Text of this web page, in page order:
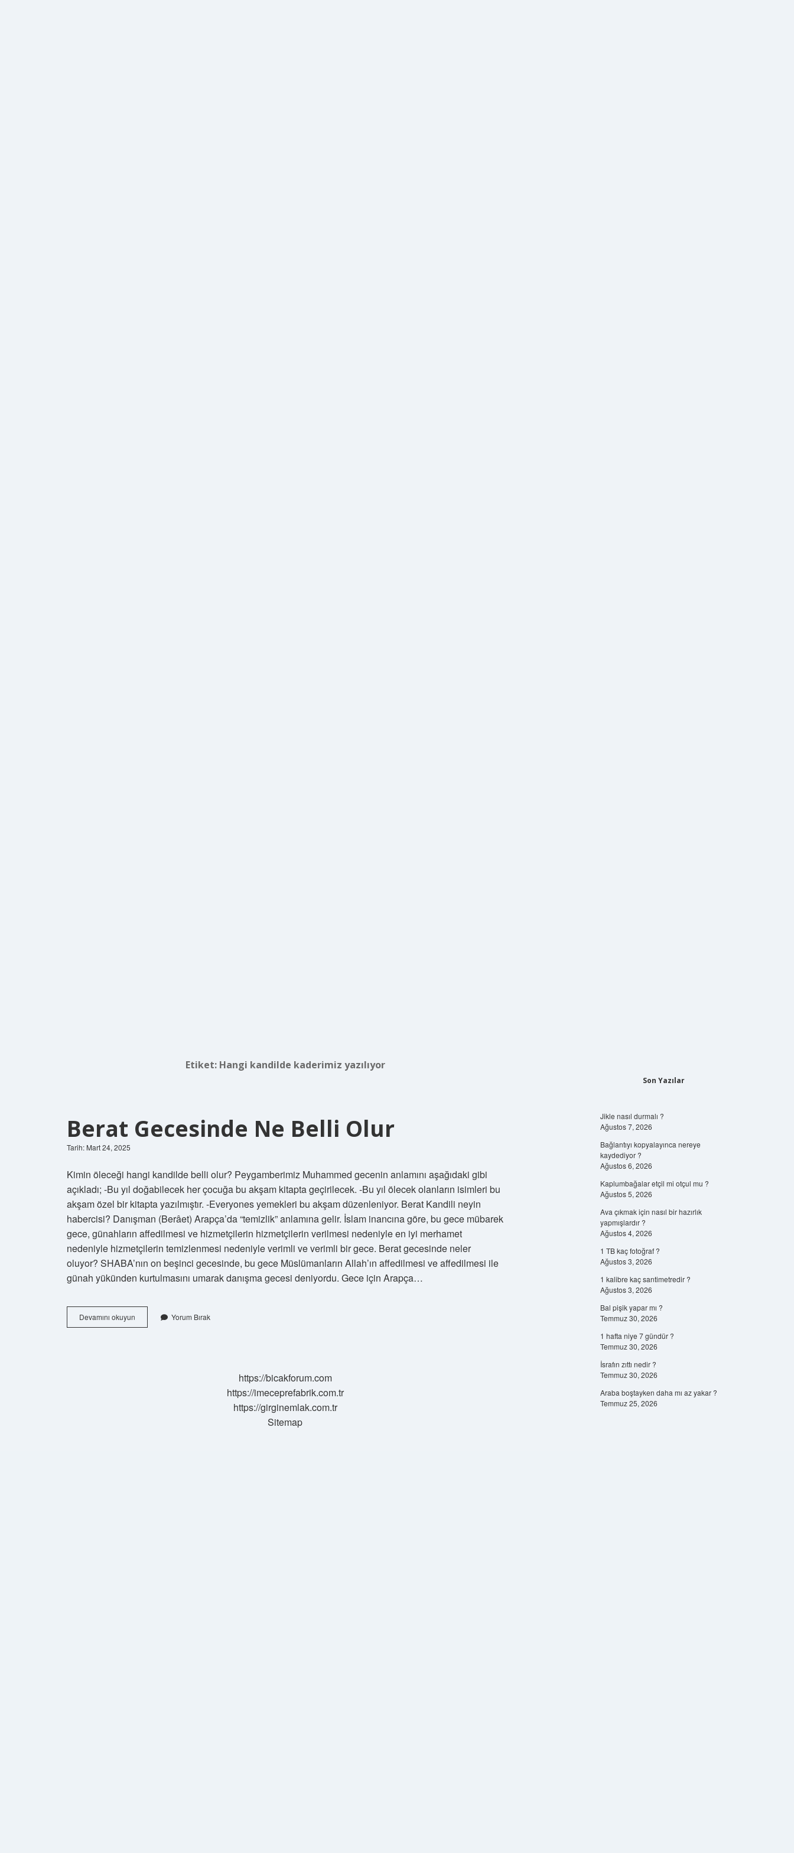
Etiket: Hangi kandilde kaderimiz yazılıyor
Berat Gecesinde Ne Belli Olur
Tarih: Mart 24, 2025
Kimin öleceği hangi kandilde belli olur? Peygamberimiz Muhammed gecenin anlamını aşağıdaki gibi
açıkladı; -Bu yıl doğabilecek her çocuğa bu akşam kitapta geçirilecek. -Bu yıl ölecek olanların isimleri bu
akşam özel bir kitapta yazılmıştır. -Everyones yemekleri bu akşam düzenleniyor. Berat Kandili neyin
habercisi? Danışman (Berâet) Arapça’da “temizlik” anlamına gelir. İslam inancına göre, bu gece mübarek
gece, günahların affedilmesi ve hizmetçilerin hizmetçilerin verilmesi nedeniyle en iyi merhamet
nedeniyle hizmetçilerin temizlenmesi nedeniyle verimli ve verimli bir gece. Berat gecesinde neler
oluyor? SHABA’nın on beşinci gecesinde, bu gece Müslümanların Allah’ın affedilmesi ve affedilmesi ile
günah yükünden kurtulmasını umarak danışma gecesi deniyordu. Gece için Arapça…
Devamını okuyun
Gecesinde
Yorum Bırak
https://bicakforum.com
https://imeceprefabrik.com.tr
https://girginemlak.com.tr
Sitemap
Son Yazılar
Jikle nasıl durmalı ?
Ağustos 7, 2026
Bağlantıyı kopyalayınca nereye
kaydediyor ?
Ağustos 6, 2026
Kaplumbağalar etçil mi otçul mu ?
Ağustos 5, 2026
Ava çıkmak için nasıl bir hazırlık
yapmışlardır ?
Ağustos 4, 2026
1 TB kaç fotoğraf ?
Ağustos 3, 2026
1 kalibre kaç santimetredir ?
Ağustos 3, 2026
Bal pişik yapar mı ?
Temmuz 30, 2026
1 hafta niye 7 gündür ?
Temmuz 30, 2026
İsrafın zıttı nedir ?
Temmuz 30, 2026
Araba boştayken daha mı az yakar ?
Temmuz 25, 2026